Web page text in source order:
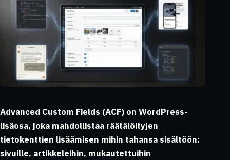
Advanced Custom Fields (ACF) on WordPress-
lisäosa, joka mahdollistaa räätälöityjen
tietokenttien lisäämisen mihin tahansa sisältöön:
sivuille, artikkeleihin, mukautettuihin